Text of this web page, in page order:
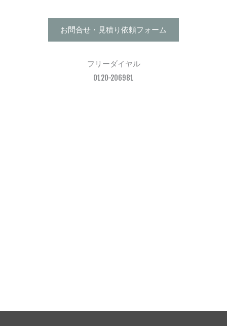
お問合せ・見積り依頼フォーム
フリーダイヤル
0120-206981